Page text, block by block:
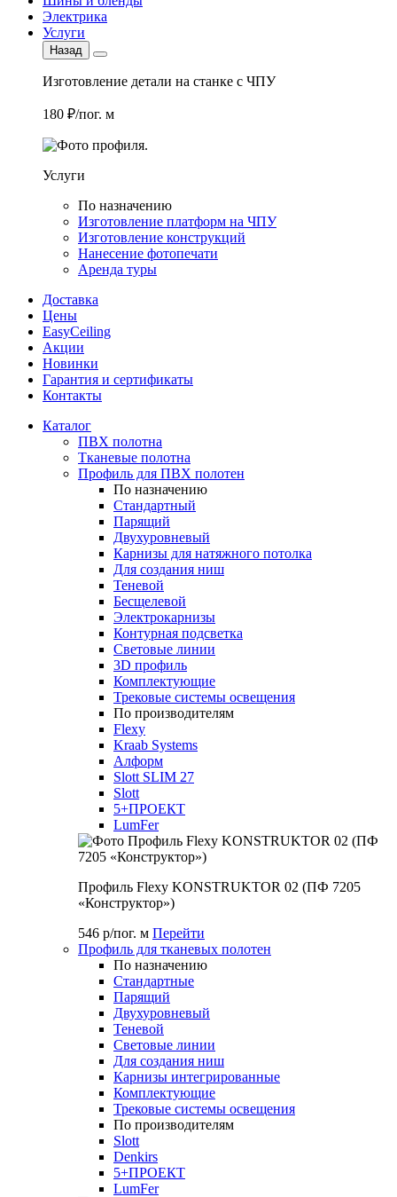
Электрика
Услуги
Назад
Изготовление детали на станке с ЧПУ
180 ₽/пог. м
Услуги
По назначению
Изготовление платформ на ЧПУ
Изготовление конструкций
Нанесение фотопечати
Аренда туры
Доставка
Цены
EasyCeiling
Акции
Новинки
Гарантия и сертификаты
Контакты
Каталог
ПВХ полотна
Тканевые полотна
Профиль для ПВХ полотен
По назначению
Стандартный
Парящий
Двухуровневый
Карнизы для натяжного потолка
Для создания ниш
Теневой
Бесщелевой
Электрокарнизы
Контурная подсветка
Световые линии
3D профиль
Комплектующие
Трековые системы освещения
По производителям
Flexy
Kraab Systems
Алформ
Slott SLIM 27
Slott
5+ПРОЕКТ
LumFer
Профиль Flexy KONSTRUKTOR 02 (ПФ 7205
«Конструктор»)
546 р/пог. м Перейти
Профиль для тканевых полотен
По назначению
Стандартные
Парящий
Двухуровневый
Теневой
Световые линии
Для создания ниш
Карнизы интегрированные
Комплектующие
Трековые системы освещения
По производителям
Slott
Denkirs
5+ПРОЕКТ
LumFer